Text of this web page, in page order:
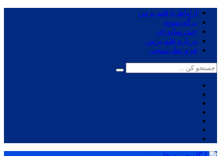
ارتباط با قلم پرس
برگه نمونه
چندرسانه ای
درباره قلم پرس
فرم نظرسنجی